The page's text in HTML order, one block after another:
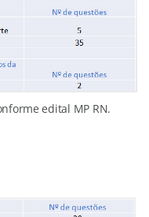
edital MP RN.